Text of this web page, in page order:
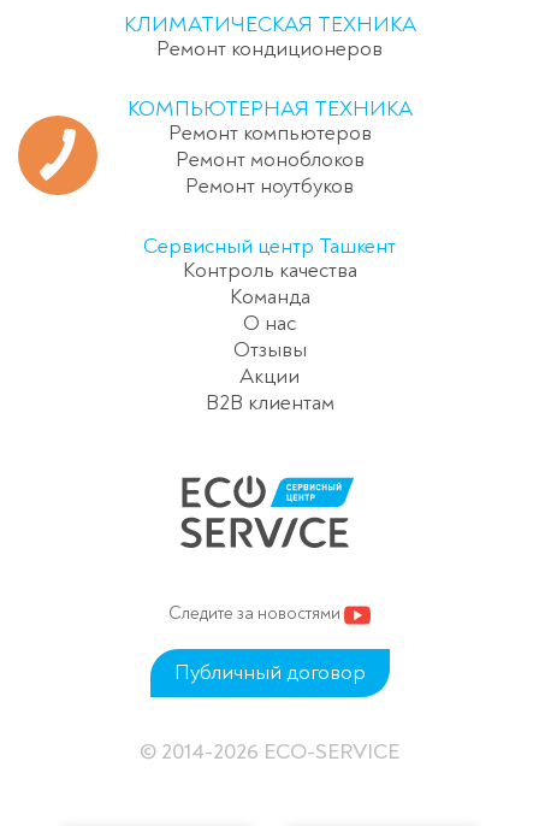
КЛИМАТИЧЕСКАЯ ТЕХНИКА
Ремонт кондиционеров
КОМПЬЮТЕРНАЯ ТЕХНИКА
Ремонт компьютеров
Ремонт моноблоков
Ремонт ноутбуков
Сервисный центр Ташкент
Контроль качества
Команда
О нас
Отзывы
Акции
B2B клиентам
Следите за новостями
Публичный договор
© 2014-2026 ECO-SERVICE